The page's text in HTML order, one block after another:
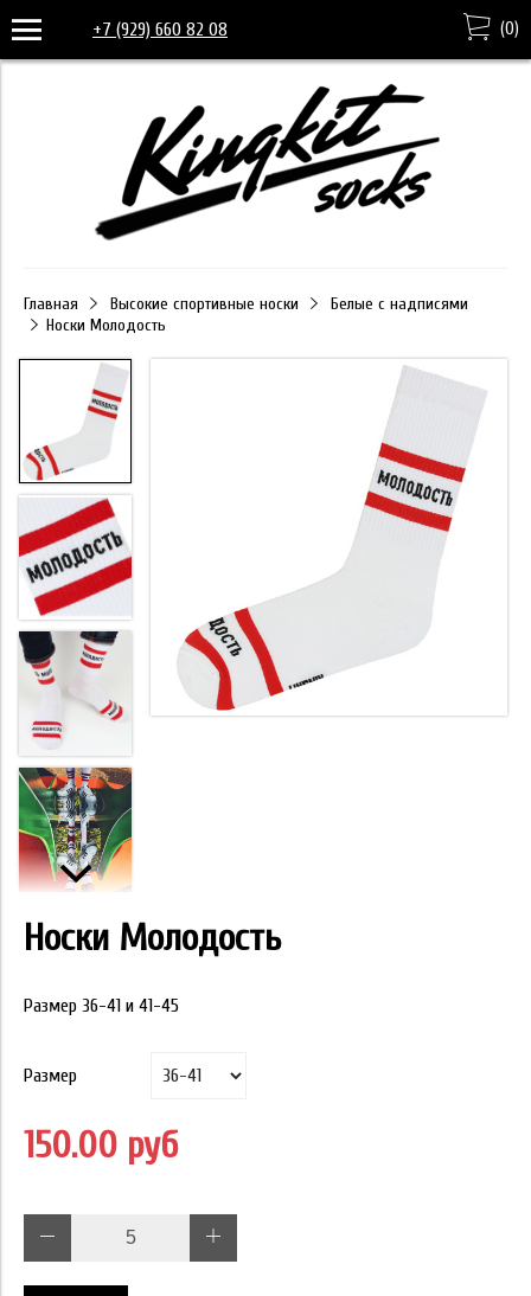
+7 (929) 660 82 08 (0)
Главная Высокие спортивные носки
Белые с надписями
Носки Молодость
Носки Молодость
Размер 36-41 и 41-45
Размер
150.00 руб